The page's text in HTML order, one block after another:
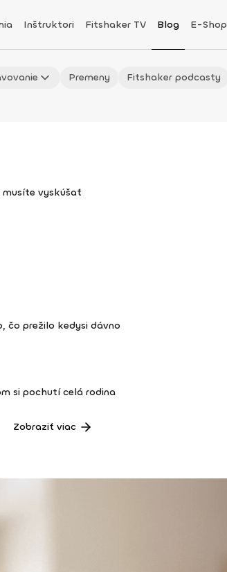
Inštruktori Fitshaker TV Blog E-Shop
Premeny Fitshaker podcasty
vyskúšať
čo prežilo kedysi dávno
si pochutí celá rodina
Zobraziť viac